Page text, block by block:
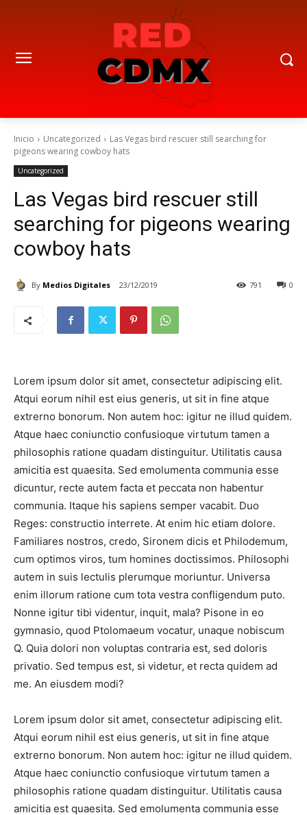
Inicio Uncategorized
Las Vegas bird rescuer still searching for
pigeons wearing cowboy hats
Uncategorized
Las Vegas bird rescuer still
searching for pigeons wearing
cowboy hats
By Medios Digitales 23/12/2019 0
791
Lorem ipsum dolor sit amet, consectetur adipiscing elit.
Atqui eorum nihil est eius generis, ut sit in fine atque
extrerno bonorum. Non autem hoc: igitur ne illud quidem.
Atque haec coniunctio confusioque virtutum tamen a
philosophis ratione quadam distinguitur. Utilitatis causa
amicitia est quaesita. Sed emolumenta communia esse
dicuntur, recte autem facta et peccata non habentur
communia. Itaque his sapiens semper vacabit. Duo
Reges: constructio interrete. At enim hic etiam dolore.
Familiares nostros, credo, Sironem dicis et Philodemum,
cum optimos viros, tum homines doctissimos. Philosophi
autem in suis lectulis plerumque moriuntur. Universa
enim illorum ratione cum tota vestra confligendum puto.
Nonne igitur tibi videntur, inquit, mala? Pisone in eo
gymnasio, quod Ptolomaeum vocatur, unaque nobiscum
Q. Quia dolori non voluptas contraria est, sed doloris
privatio. Sed tempus est, si videtur, et recta quidem ad
me. An eiusdem modi?
Lorem ipsum dolor sit amet, consectetur adipiscing elit.
Atqui eorum nihil est eius generis, ut sit in fine atque
extrerno bonorum. Non autem hoc: igitur ne illud quidem.
Atque haec coniunctio confusioque virtutum tamen a
philosophis ratione quadam distinguitur. Utilitatis causa
amicitia est quaesita. Sed emolumenta communia esse